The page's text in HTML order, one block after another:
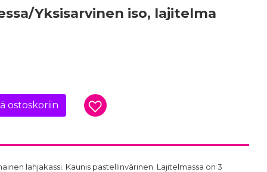
Yksisarvinen iso, lajitelma
ostoskoriin
lahjakassi. Kaunis pastellinvärinen. Lajitelmassa on 3